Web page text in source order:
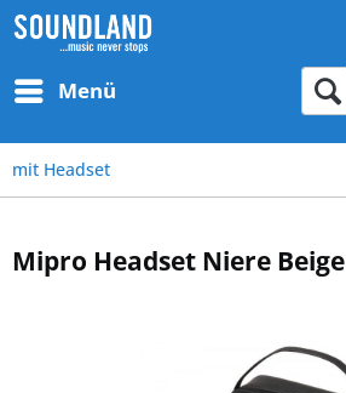
Menü
mit Headset
Mipro Headset Niere Beige